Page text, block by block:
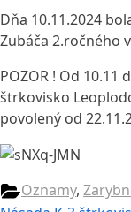
Dňa 10.11.2024
Zubáča 2.ročného
POZOR ! Od 10.11
štrkovisko
povolený od
Oznamy,